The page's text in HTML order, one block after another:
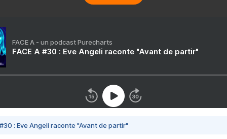
FACE A - un podcast Purecharts
FACE A #30 : Eve Angeli raconte "Avant de partir"
#30 : Eve Angeli raconte "Avant de partir"